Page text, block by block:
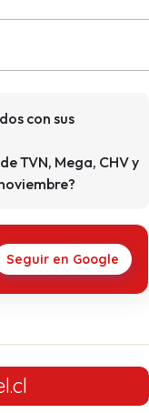
con sus
TVN, Mega, CHV y
Seguir en Google